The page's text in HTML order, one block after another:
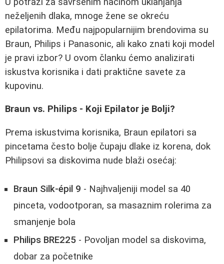
neželjenih dlaka, mnoge žene se okreću
epilatorima. Među najpopularnijim brendovima su
Braun, Philips i Panasonic, ali kako znati koji model
je pravi izbor? U ovom članku ćemo analizirati
iskustva korisnika i dati praktične savete za
kupovinu.
Braun vs. Philips - Koji Epilator je Bolji?
Prema iskustvima korisnika, Braun epilatori sa
pincetama često bolje čupaju dlake iz korena, dok
Philipsovi sa diskovima nude blaži osećaj:
Braun Silk-épil 9 - Najhvaljeniji model sa 40
pinceta, vodootporan, sa masaznim rolerima za
smanjenje bola
Philips BRE225 - Povoljan model sa diskovima,
dobar za početnike